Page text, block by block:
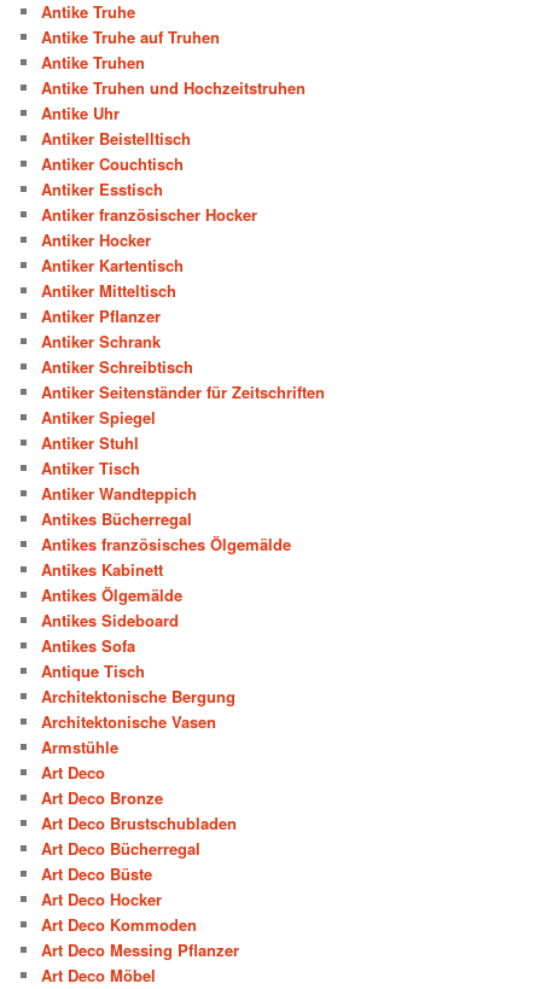
Antike Truhe
Antike Truhe auf Truhen
Antike Truhen
Antike Truhen und Hochzeitstruhen
Antike Uhr
Antiker Beistelltisch
Antiker Couchtisch
Antiker Esstisch
Antiker französischer Hocker
Antiker Hocker
Antiker Kartentisch
Antiker Mitteltisch
Antiker Pflanzer
Antiker Schrank
Antiker Schreibtisch
Antiker Seitenständer für Zeitschriften
Antiker Spiegel
Antiker Stuhl
Antiker Tisch
Antiker Wandteppich
Antikes Bücherregal
Antikes französisches Ölgemälde
Antikes Kabinett
Antikes Ölgemälde
Antikes Sideboard
Antikes Sofa
Antique Tisch
Architektonische Bergung
Architektonische Vasen
Armstühle
Art Deco
Art Deco Bronze
Art Deco Brustschubladen
Art Deco Bücherregal
Art Deco Büste
Art Deco Hocker
Art Deco Kommoden
Art Deco Messing Pflanzer
Art Deco Möbel